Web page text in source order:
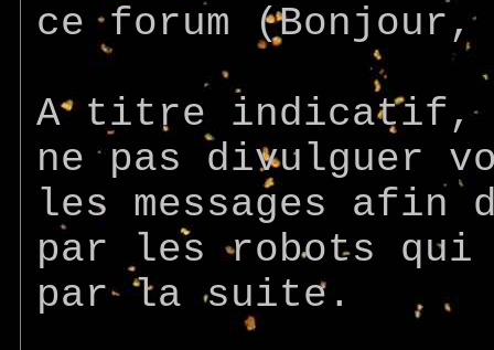
ce forum
A titre indicatif,
ne pas divulguer
les messages afin
par les robots qui
par la suite.